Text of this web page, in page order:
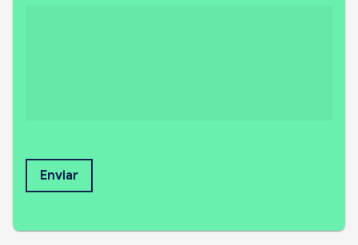
Enviar